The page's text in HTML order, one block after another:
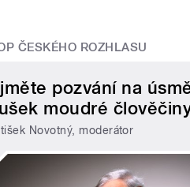
ČESKÉHO ROZHLASU
pozvání na
moudré
Novotný, moderátor